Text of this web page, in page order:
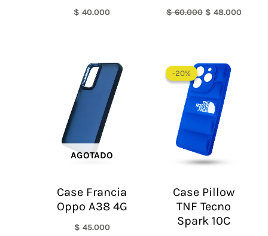
$ 40.000 $60.000 $ 48.000
AGOTADO
Case Francia
Oppo A38 4G
$ 45.000
-20%
-20%
Case Pillow
TNF Tecno
Spark 10C
precio
original
era:
$ 60.000.